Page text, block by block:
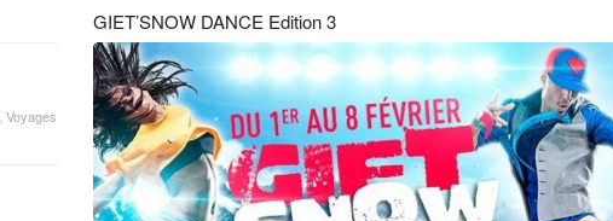
GIET’SNOW DANCE Edition 3
Voyages